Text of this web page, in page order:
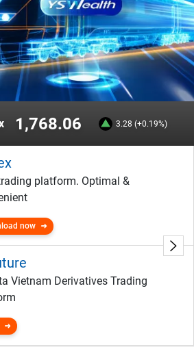
1,768.06 3.28 (+0.19%)
platform. Optimal &
now
Vietnam Derivatives Trading